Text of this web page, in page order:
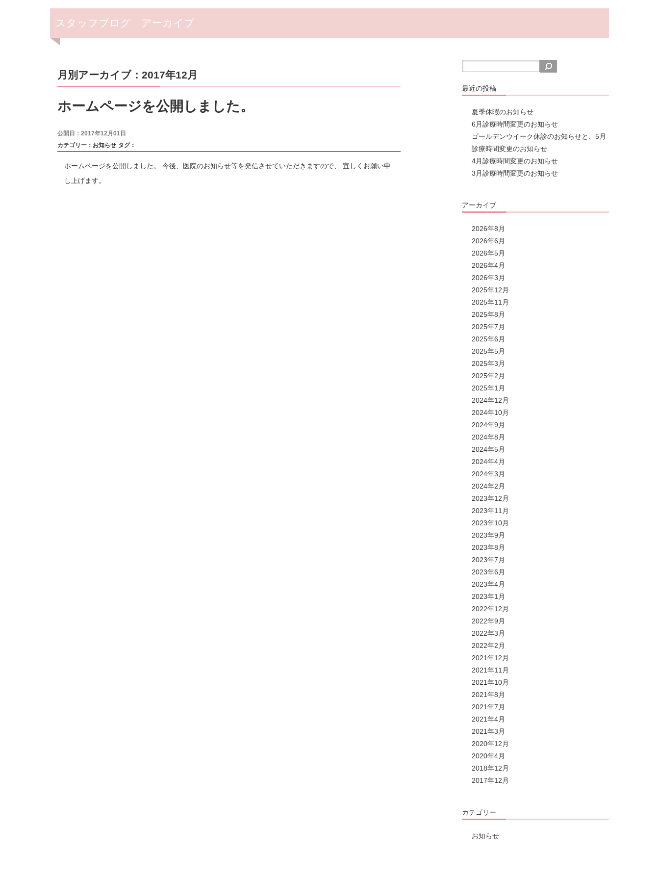
スタッフブログ アーカイブ
月別アーカイブ：2017年12月
ホームページを公開しました。
公開日：2017年12月01日
カテゴリー： お知らせ タグ：
ホームページを公開しました。 今後、医院のお知らせ等を発信させていただきますので、 宜しくお願い申
し上げます。
最近の投稿
夏季休暇のお知らせ
6月診療時間変更のお知らせ
ゴールデンウイーク休診のお知らせと、5月
診療時間変更のお知らせ
4月診療時間変更のお知らせ
3月診療時間変更のお知らせ
アーカイブ
2026年8月
2026年6月
2026年5月
2026年4月
2026年3月
2025年12月
2025年11月
2025年8月
2025年7月
2025年6月
2025年5月
2025年3月
2025年2月
2025年1月
2024年12月
2024年10月
2024年9月
2024年8月
2024年5月
2024年4月
2024年3月
2024年2月
2023年12月
2023年11月
2023年10月
2023年9月
2023年8月
2023年7月
2023年6月
2023年4月
2023年1月
2022年12月
2022年9月
2022年3月
2022年2月
2021年12月
2021年11月
2021年10月
2021年8月
2021年7月
2021年4月
2021年3月
2020年12月
2020年4月
2018年12月
2017年12月
カテゴリー
お知らせ